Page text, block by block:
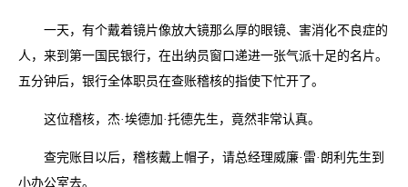
一天，有个戴着镜片像放大镜那么厚的眼镜、害消化不良症的
人，来到第一国民银行，在出纳员窗口递进一张气派十足的名片。
五分钟后，银行全体职员在查账稽核的指使下忙开了。
这位稽核，杰·埃德加·托德先生，竟然非常认真。
查完账目以后，稽核戴上帽子，请总经理威廉·雷·朗利先生到
小办公室去。